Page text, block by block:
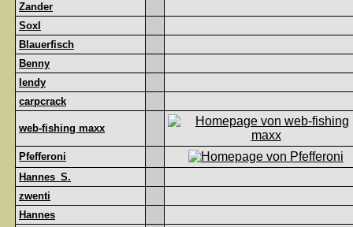
Zander
Soxl
Blauerfisch
Benny
lendy
carpcrack
web-fishing maxx
Pfefferoni
Hannes_S.
zwenti
Hannes